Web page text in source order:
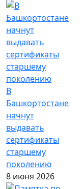
В
Башкортостане
начнут
выдавать
сертификаты
старшему
поколению
8 июня 2026